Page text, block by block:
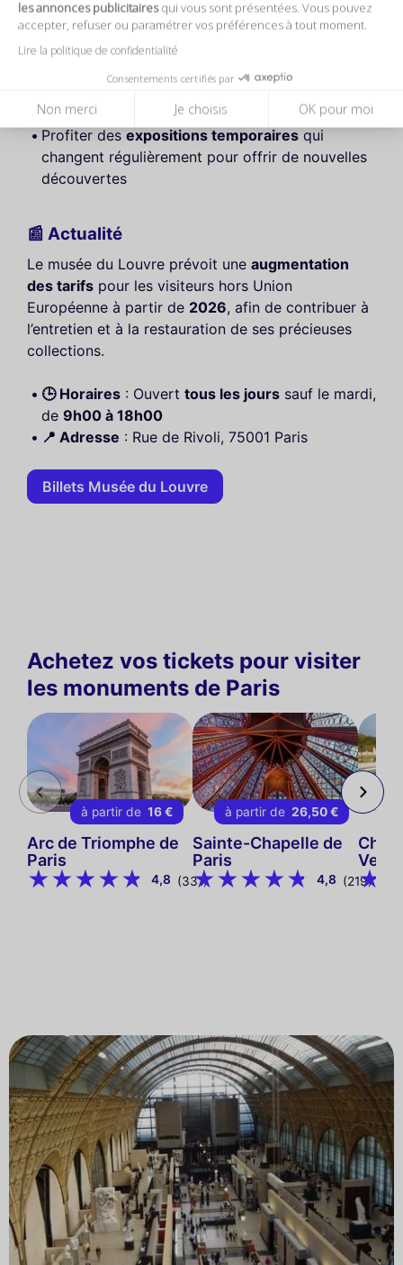
les annonces publicitairesqui vous sont présentées. Vous pouvez
accepter, refuser ou paramétrer vos préférences à tout moment.
Lire la politique de confidentialité
Consentements certifiés par
Non merci Je choisis OK pour moi
Admirer des œuvres emblématiques telles que
La Liberté guidant le peuple
et bien sûr
l’une des plus grandes collections au monde
Profiter des expositions temporaires qui
changent régulièrement pour offrir de nouvelles
découvertes
📰 Actualité
Le musée du Louvre prévoit une augmentation
des tarifs pour les visiteurs hors Union
Européenne à partir de 2026, afin de contribuer à
l’entretien et à la restauration de ses précieuses
collections.
🕒 Horaires : Ouvert tous les jours sauf le mardi,
de 9h00 à 18h00
📍 Adresse : Rue de Rivoli, 75001 Paris
Billets Musée du Louvre
Achetez vos tickets pour visiter
les monuments de Paris
à partir de 16 €
Arc de Triomphe de
Paris
4,8 (331)
à partir de 26,50 €
Sainte-Chapelle de
Paris
4,8 (219)